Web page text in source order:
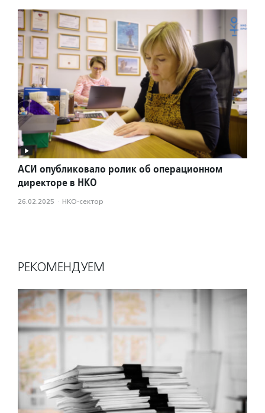
АСИ опубликовало ролик об операционном
директоре в НКО
26.02.2025 · НКО-сектор
РЕКОМЕНДУЕМ